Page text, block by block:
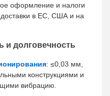
оформление и налоги
в ЕС, США и на
и долговечность
: ≤0,03 мм,
конструкциями и
вибрацию.